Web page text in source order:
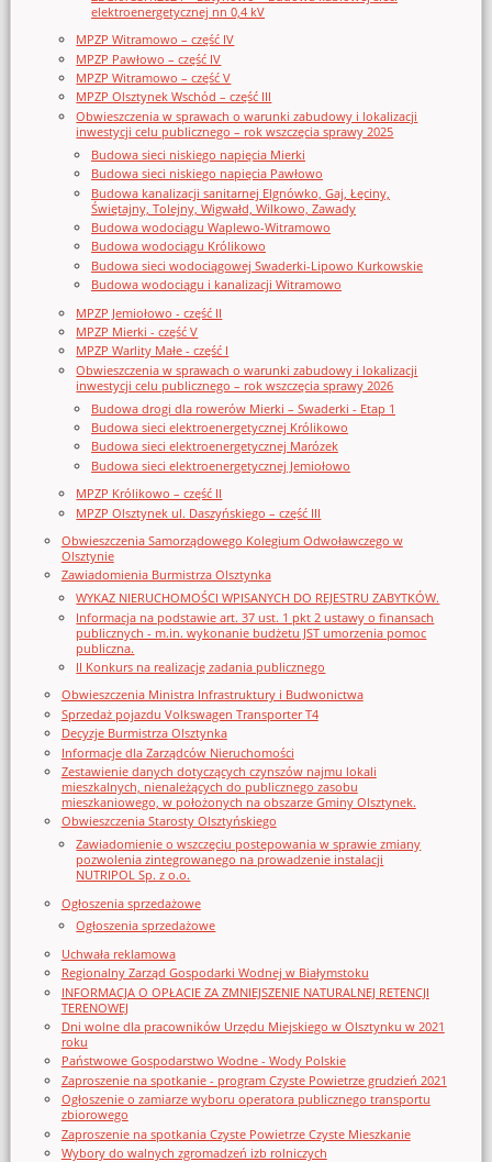
elektroenergetycznej nn 0,4 kV
MPZP Witramowo – część IV
MPZP Pawłowo – część IV
MPZP Witramowo – część V
MPZP Olsztynek Wschód – część III
Obwieszczenia w sprawach o warunki zabudowy i lokalizacji
inwestycji celu publicznego – rok wszczęcia sprawy 2025
Budowa sieci niskiego napięcia Mierki
Budowa sieci niskiego napięcia Pawłowo
Budowa kanalizacji sanitarnej Elgnówko, Gaj, Łęciny,
Świętajny, Tolejny, Wigwałd, Wilkowo, Zawady
Budowa wodociągu Waplewo-Witramowo
Budowa wodociągu Królikowo
Budowa sieci wodociągowej Swaderki-Lipowo Kurkowskie
Budowa wodociągu i kanalizacji Witramowo
MPZP Jemiołowo - część II
MPZP Mierki - część V
MPZP Warlity Małe - część I
Obwieszczenia w sprawach o warunki zabudowy i lokalizacji
inwestycji celu publicznego – rok wszczęcia sprawy 2026
Budowa drogi dla rowerów Mierki – Swaderki - Etap 1
Budowa sieci elektroenergetycznej Królikowo
Budowa sieci elektroenergetycznej Marózek
Budowa sieci elektroenergetycznej Jemiołowo
MPZP Królikowo – część II
MPZP Olsztynek ul. Daszyńskiego – część III
Obwieszczenia Samorządowego Kolegium Odwoławczego w
Olsztynie
Zawiadomienia Burmistrza Olsztynka
WYKAZ NIERUCHOMOŚCI WPISANYCH DO REJESTRU ZABYTKÓW.
Informacja na podstawie art. 37 ust. 1 pkt 2 ustawy o finansach
publicznych - m.in. wykonanie budżetu JST umorzenia pomoc
publiczna.
II Konkurs na realizację zadania publicznego
Obwieszczenia Ministra Infrastruktury i Budwonictwa
Sprzedaż pojazdu Volkswagen Transporter T4
Decyzje Burmistrza Olsztynka
Informacje dla Zarządców Nieruchomości
Zestawienie danych dotyczących czynszów najmu lokali
mieszkalnych, nienależących do publicznego zasobu
mieszkaniowego, w położonych na obszarze Gminy Olsztynek.
Obwieszczenia Starosty Olsztyńskiego
Zawiadomienie o wszczęciu postępowania w sprawie zmiany
pozwolenia zintegrowanego na prowadzenie instalacji
NUTRIPOL Sp. z o.o.
Ogłoszenia sprzedażowe
Ogłoszenia sprzedażowe
Uchwała reklamowa
Regionalny Zarząd Gospodarki Wodnej w Białymstoku
INFORMACJA O OPŁACIE ZA ZMNIEJSZENIE NATURALNEJ RETENCJI
TERENOWEJ
Dni wolne dla pracowników Urzędu Miejskiego w Olsztynku w 2021
roku
Państwowe Gospodarstwo Wodne - Wody Polskie
Zaproszenie na spotkanie - program Czyste Powietrze grudzień 2021
Ogłoszenie o zamiarze wyboru operatora publicznego transportu
zbiorowego
Zaproszenie na spotkania Czyste Powietrze Czyste Mieszkanie
Wybory do walnych zgromadzeń izb rolniczych